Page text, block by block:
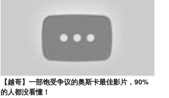
【越哥】一部饱受争议的奥斯卡最佳影片，90%
的人都没看懂！